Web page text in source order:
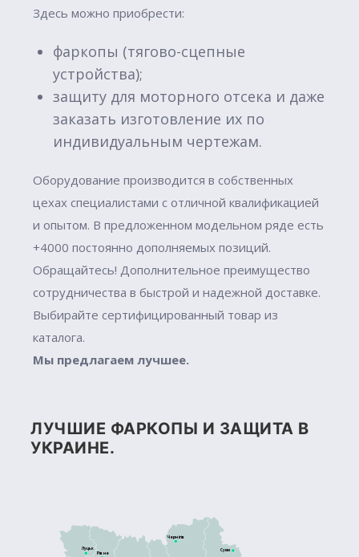
Здесь можно приобрести:
фаркопы (тягово-сцепные
устройства);
защиту для моторного отсека и даже
заказать изготовление их по
индивидуальным чертежам.
Оборудование производится в собственных
цехах специалистами с отличной квалификацией
и опытом. В предложенном модельном ряде есть
+4000 постоянно дополняемых позиций.
Обращайтесь! Дополнительное преимущество
сотрудничества в быстрой и надежной доставке.
Выбирайте сертифицированный товар из
каталога.
Мы предлагаем лучшее.
ЛУЧШИЕ ФАРКОПЫ И ЗАЩИТА В
УКРАИНЕ.
Луцьк
Рівне
Суми
Чернігів